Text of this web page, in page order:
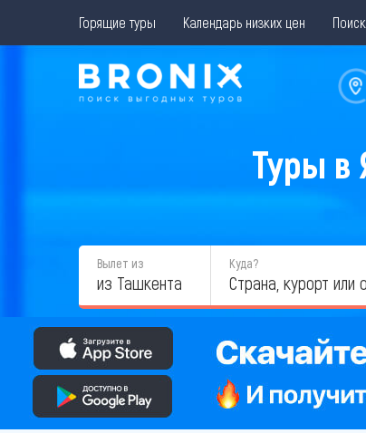
Горящие туры Календарь низких цен
Туры в
Вылет из
из Ташкента
Куда?